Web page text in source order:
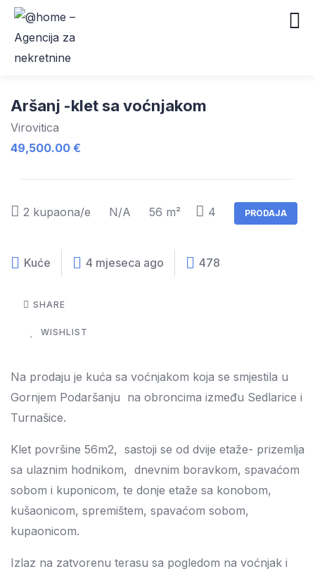
Aršanj -klet sa voćnjakom
Virovitica
49,500.00 €
2 kupaona/e N/A 56 m² 4 PRODAJA
Kuće 4 mjeseca ago 478
SHARE
WISHLIST
Na prodaju je kuća sa voćnjakom koja se smjestila u
Gornjem Podaršanju na obroncima između Sedlarice i
Turnašice.
Klet površine 56m2, sastoji se od dvije etaže- prizemlja
sa ulaznim hodnikom, dnevnim boravkom, spavaćom
sobom i kuponicom, te donje etaže sa konobom,
kušaonicom, spremištem, spavaćom sobom,
kupaonicom.
Izlaz na zatvorenu terasu sa pogledom na voćnjak i